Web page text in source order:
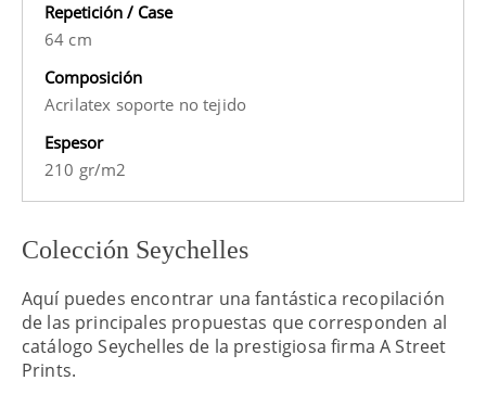
Repetición / Case
64 cm
Composición
Acrilatex soporte no tejido
Espesor
210 gr/m2
Colección Seychelles
Aquí puedes encontrar una fantástica recopilación
de las principales propuestas que corresponden al
catálogo Seychelles de la prestigiosa firma A Street
Prints.